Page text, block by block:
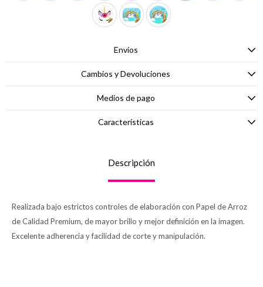
Envíos
Cambios y Devoluciones
Medios de pago
Características
Descripción
Realizada bajo estrictos controles de elaboración con Papel de Arroz
de Calidad Premium, de mayor brillo y mejor definición en la imagen.
Excelente adherencia y facilidad de corte y manipulación.